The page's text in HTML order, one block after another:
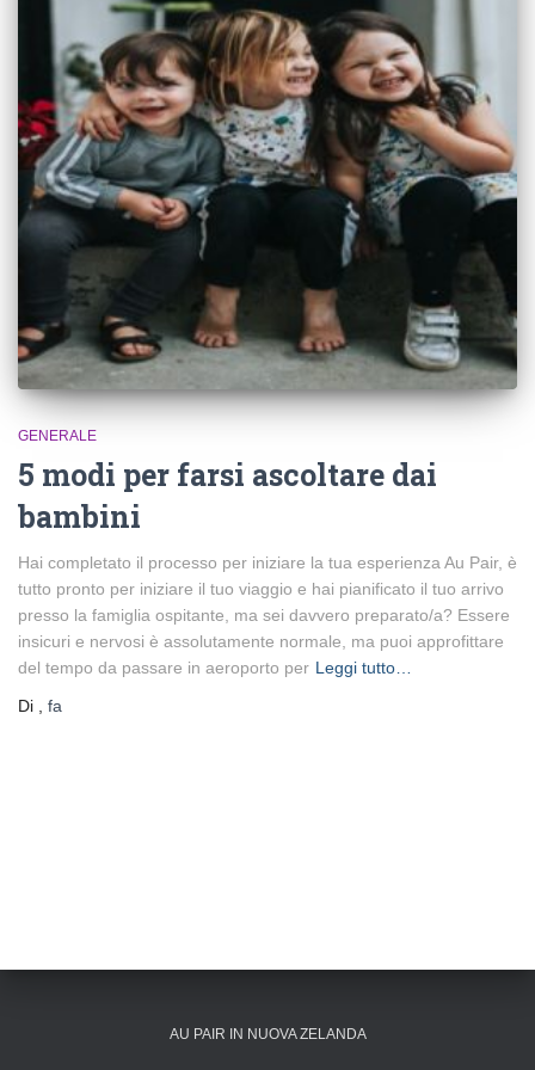
GENERALE
5 modi per farsi ascoltare dai
bambini
Hai completato il processo per iniziare la tua esperienza Au Pair, è
tutto pronto per iniziare il tuo viaggio e hai pianificato il tuo arrivo
presso la famiglia ospitante, ma sei davvero preparato/a? Essere
insicuri e nervosi è assolutamente normale, ma puoi approfittare
del tempo da passare in aeroporto per Leggi tutto…
Di
fa
AU PAIR IN NUOVA ZELANDA